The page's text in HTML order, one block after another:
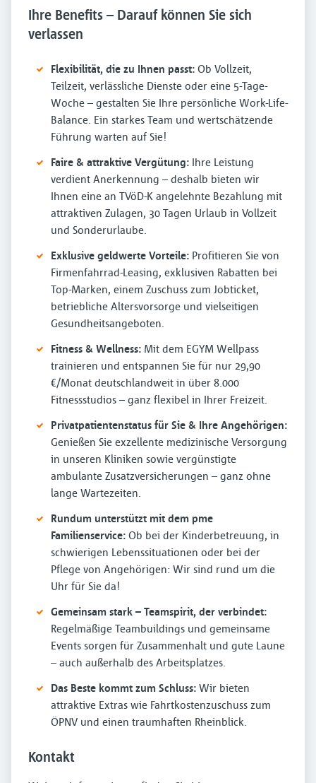
Ihre Benefits – Darauf können Sie sich
verlassen
Flexibilität, die zu Ihnen passt: Ob Vollzeit,
Teilzeit, verlässliche Dienste oder eine 5-Tage-
Woche – gestalten Sie Ihre persönliche Work-Life-
Balance. Ein starkes Team und wertschätzende
Führung warten auf Sie!
Faire & attraktive Vergütung: Ihre Leistung
verdient Anerkennung – deshalb bieten wir
Ihnen eine an TVöD-K angelehnte Bezahlung mit
attraktiven Zulagen, 30 Tagen Urlaub in Vollzeit
und Sonderurlaube.
Exklusive geldwerte Vorteile: Profitieren Sie von
Firmenfahrrad-Leasing, exklusiven Rabatten bei
Top-Marken, einem Zuschuss zum Jobticket,
betriebliche Altersvorsorge und vielseitigen
Gesundheitsangeboten.
Fitness & Wellness: Mit dem EGYM Wellpass
trainieren und entspannen Sie für nur 29,90
€/Monat deutschlandweit in über 8.000
Fitnessstudios – ganz flexibel in Ihrer Freizeit.
Privatpatientenstatus für Sie & Ihre Angehörigen:
Genießen Sie exzellente medizinische Versorgung
in unseren Kliniken sowie vergünstigte
ambulante Zusatzversicherungen – ganz ohne
lange Wartezeiten.
Rundum unterstützt mit dem pme
Familienservice: Ob bei der Kinderbetreuung, in
schwierigen Lebenssituationen oder bei der
Pflege von Angehörigen: Wir sind rund um die
Uhr für Sie da!
Gemeinsam stark – Teamspirit, der verbindet:
Regelmäßige Teambuildings und gemeinsame
Events sorgen für Zusammenhalt und gute Laune
– auch außerhalb des Arbeitsplatzes.
Das Beste kommt zum Schluss: Wir bieten
attraktive Extras wie Fahrtkostenzuschuss zum
ÖPNV und einen traumhaften Rheinblick.
Kontakt